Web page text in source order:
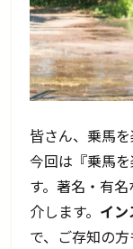
皆さん、乗馬
今回は『乗馬
す。著名・有
介します。 イ
で、ご存知の